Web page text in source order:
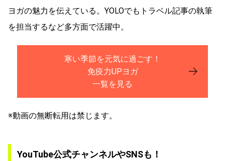
ヨガの魅力を伝えている。YOLOでもトラベル記事の執筆
を担当するなど多方面で活躍中。
寒い季節を元気に過ごす！
免疫力UPヨガ
一覧を見る
※動画の無断転用は禁じます。
YouTube公式チャンネルやSNSも！